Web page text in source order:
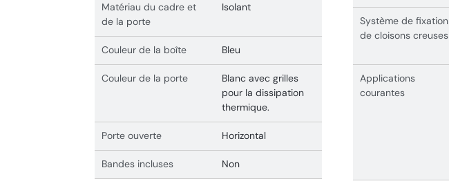
Matériau du cadre et
de la porte
Isolant
Couleur de la boîte Bleu
Couleur de la porte
Blanc avec grilles
pour la dissipation
thermique.
Porte ouverte Horizontal
Bandes incluses Non
Système de fixation
de cloisons creuses
Applications
courantes